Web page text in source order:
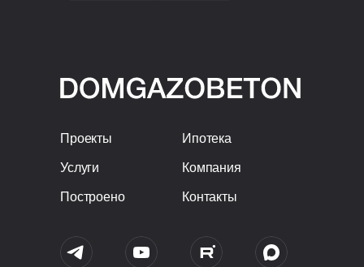
Проекты
Услуги Компания
Ипотека
Контакты
Построено